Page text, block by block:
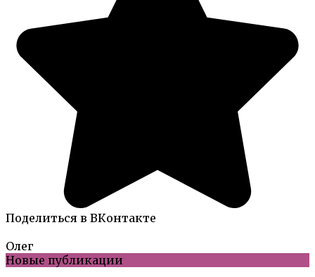
Поделиться в ВКонтакте
Олег
Новые публикации